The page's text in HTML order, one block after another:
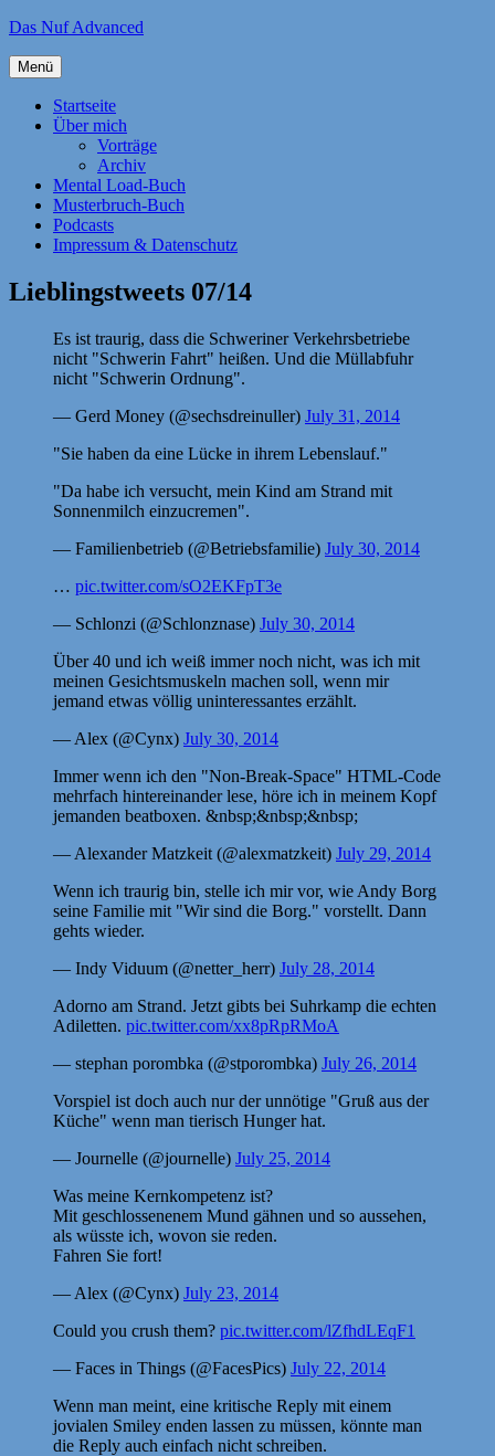
Zum
springen
Das Nuf Advanced
Menü
Startseite
Über mich
Vorträge
Archiv
Mental Load-Buch
Musterbruch-Buch
Podcasts
Impressum & Datenschutz
Lieblingstweets 07/14
Es ist traurig, dass die Schweriner Verkehrsbetriebe
nicht "Schwerin Fahrt" heißen. Und die Müllabfuhr
nicht "Schwerin Ordnung".
— Gerd Money (@sechsdreinuller) July 31, 2014
"Sie haben da eine Lücke in ihrem Lebenslauf."
"Da habe ich versucht, mein Kind am Strand mit
Sonnenmilch einzucremen".
— Familienbetrieb (@Betriebsfamilie) July 30, 2014
… pic.twitter.com/sO2EKFpT3e
— Schlonzi (@Schlonznase) July 30, 2014
Über 40 und ich weiß immer noch nicht, was ich mit
meinen Gesichtsmuskeln machen soll, wenn mir
jemand etwas völlig uninteressantes erzählt.
— Alex (@Cynx) July 30, 2014
Immer wenn ich den "Non-Break-Space" HTML-Code
mehrfach hintereinander lese, höre ich in meinem Kopf
jemanden beatboxen. &nbsp;&nbsp;&nbsp;
— Alexander Matzkeit (@alexmatzkeit) July 29, 2014
Wenn ich traurig bin, stelle ich mir vor, wie Andy Borg
seine Familie mit "Wir sind die Borg." vorstellt. Dann
gehts wieder.
— Indy Viduum (@netter_herr) July 28, 2014
Adorno am Strand. Jetzt gibts bei Suhrkamp die echten
Adiletten. pic.twitter.com/xx8pRpRMoA
— stephan porombka (@stporombka) July 26, 2014
Vorspiel ist doch auch nur der unnötige "Gruß aus der
Küche" wenn man tierisch Hunger hat.
— Journelle (@journelle) July 25, 2014
Was meine Kernkompetenz ist?
Mit geschlossenenem Mund gähnen und so aussehen,
als wüsste ich, wovon sie reden.
Fahren Sie fort!
— Alex (@Cynx) July 23, 2014
Could you crush them? pic.twitter.com/lZfhdLEqF1
— Faces in Things (@FacesPics) July 22, 2014
Wenn man meint, eine kritische Reply mit einem
jovialen Smiley enden lassen zu müssen, könnte man
die Reply auch einfach nicht schreiben.